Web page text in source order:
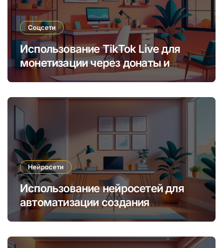
Соцсети
Использование TikTok Live для
монетизации через донаты и
платные подписки
Нейросети
Использование нейросетей для
автоматизации создания
уникальных интернет-курсов и